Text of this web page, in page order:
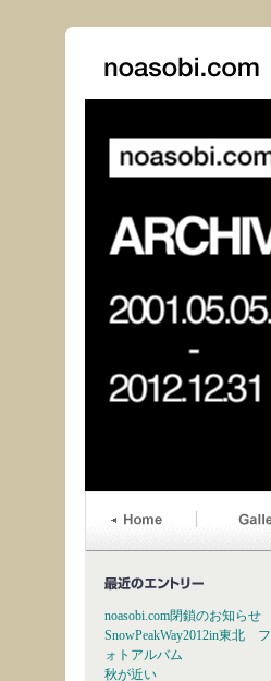
noasobi.com閉鎖のお知らせ
SnowPeakWay2012in東北 フ
ォトアルバム
秋が近い